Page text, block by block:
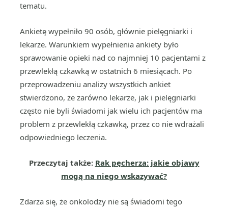
tematu.
Ankietę wypełniło 90 osób, głównie pielęgniarki i
lekarze. Warunkiem wypełnienia ankiety było
sprawowanie opieki nad co najmniej 10 pacjentami z
przewlekłą czkawką w ostatnich 6 miesiącach. Po
przeprowadzeniu analizy wszystkich ankiet
stwierdzono, że zarówno lekarze, jak i pielęgniarki
często nie byli świadomi jak wielu ich pacjentów ma
problem z przewlekłą czkawką, przez co nie wdrażali
odpowiedniego leczenia.
Przeczytaj także: Rak pęcherza: jakie objawy
mogą na niego wskazywać?
Zdarza się, że onkolodzy nie są świadomi tego